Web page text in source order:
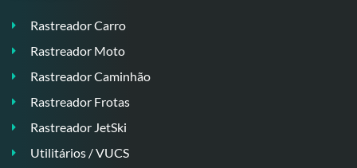
Rastreador Carro
Rastreador Moto
Rastreador Caminhão
Rastreador Frotas
Rastreador JetSki
Utilitários / VUCS